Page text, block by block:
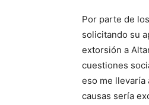
Por parte de
solicitando su
extorsión a
cuestiones
eso me llevaría
causas sería